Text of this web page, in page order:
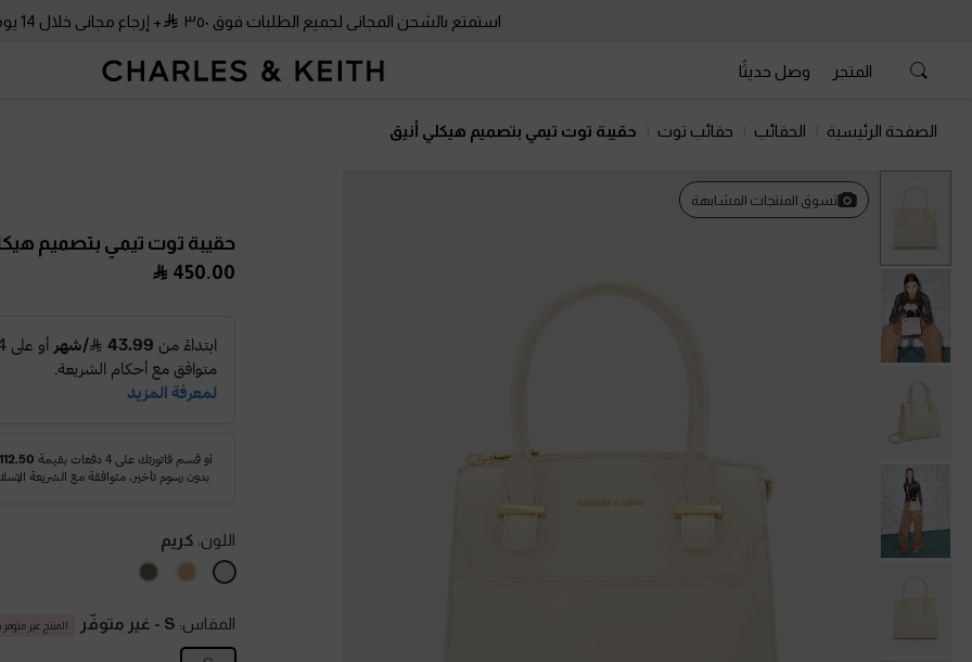
استمتع بالشحن المجاني لجميع الطلبات فوق ٣٥٠ + إرجاع مجاني خلال 14 يومًا!
المتجر وصل حديثًا
الصفحة الرئيسية الحقائب حقائب توت حقيبة توت تيمي بتصميم هيكلي أنيق
تسوق المنتجات المشابهة
حقيبة توت تيمي بتصميم
450.00
اللون: كريم
المقاس: S - غير متوفّر المنتج غير متوفر